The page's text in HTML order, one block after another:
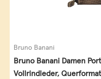
Bruno Banani
Bruno Banani Damen
Vollrindleder,